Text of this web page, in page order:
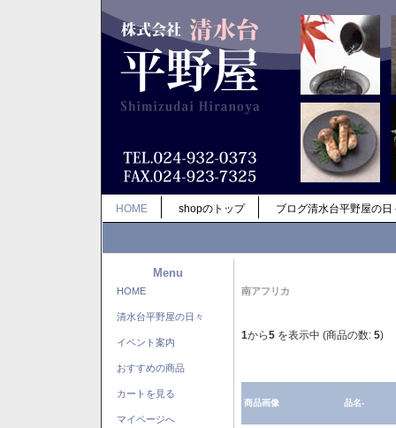
HOME shopのトップ ブログ清水台平野屋の日
Menu
HOME
清水台平野屋の日々
イベント案内
おすすめの商品
カートを見る
マイページへ
南アフリカ
1から5 を表示中 (商品の数: 5)
商品画像 品名-